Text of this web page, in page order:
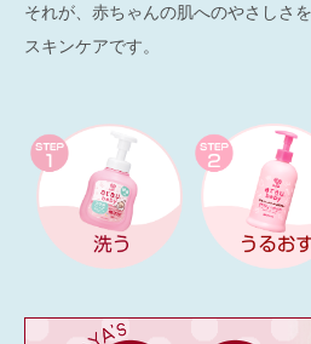
それが、赤ちゃんの肌へのやさしさ
スキンケアです。